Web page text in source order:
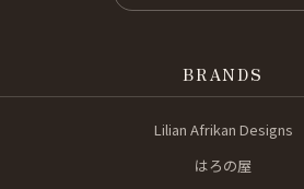
BRANDS
Lilian Afrikan Designs
はろの屋